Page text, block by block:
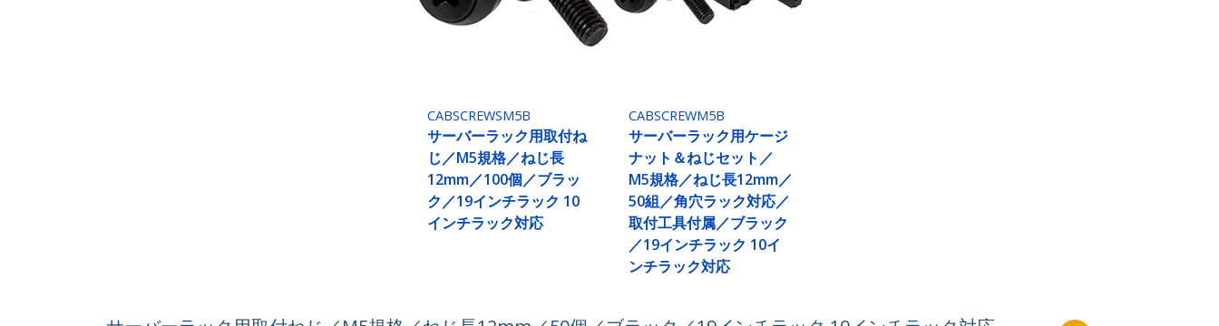
CABSCREWSM5B
サーバーラック用取付ね
じ／M5規格／ねじ長
12mm／100個／ブラッ
ク／19インチラック 10
インチラック対応
CABSCREWM5B
サーバーラック用ケージ
ナット＆ねじセット／
M5規格／ねじ長12mm／
50組／角穴ラック対応／
取付工具付属／ブラック
／19インチラック 10イ
ンチラック対応